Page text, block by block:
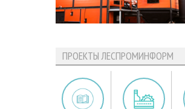
ПРОЕКТЫ ЛЕСПРОМИНФОРМ